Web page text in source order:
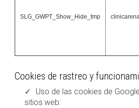
SLG_GWPT_Show_Hide_tmp
Cookies de rastreo y
Uso de las cookies de
sitios web: